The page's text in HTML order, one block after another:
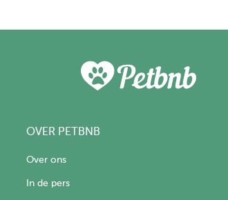
OVER PETBNB
Over ons
In de pers